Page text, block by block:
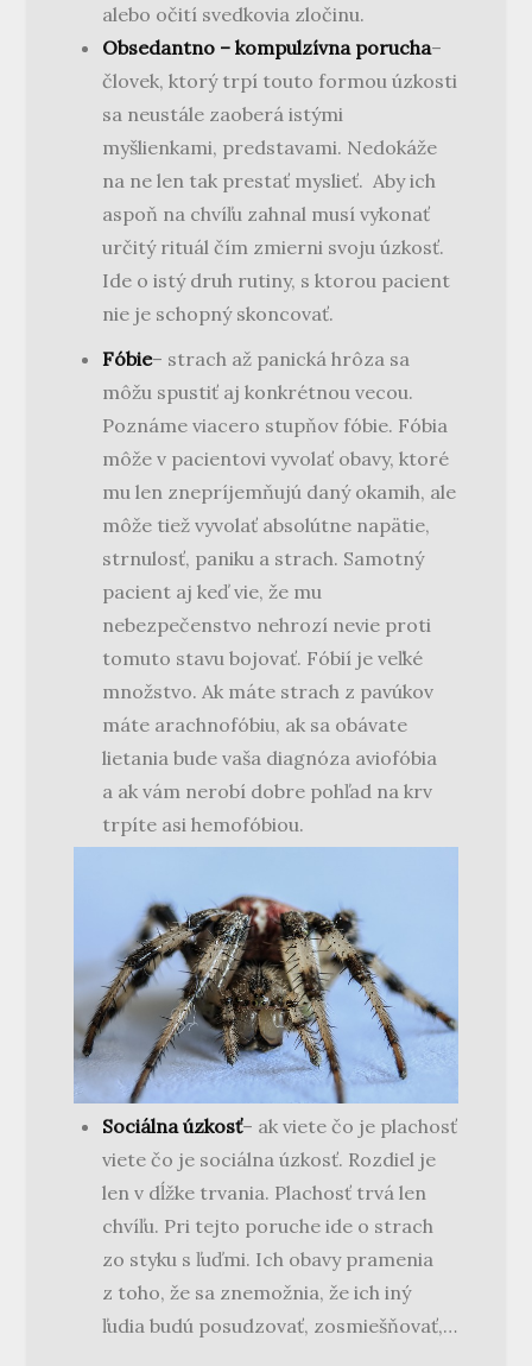
alebo očití svedkovia zločinu.
Obsedantno – kompulzívna porucha–
človek, ktorý trpí touto formou úzkosti
sa neustále zaoberá istými
myšlienkami, predstavami. Nedokáže
na ne len tak prestať myslieť. Aby ich
aspoň na chvíľu zahnal musí vykonať
určitý rituál čím zmierni svoju úzkosť.
Ide o istý druh rutiny, s ktorou pacient
nie je schopný skoncovať.
Fóbie– strach až panická hrôza sa
môžu spustiť aj konkrétnou vecou.
Poznáme viacero stupňov fóbie. Fóbia
môže v pacientovi vyvolať obavy, ktoré
mu len znepríjemňujú daný okamih, ale
môže tiež vyvolať absolútne napätie,
strnulosť, paniku a strach. Samotný
pacient aj keď vie, že mu
nebezpečenstvo nehrozí nevie proti
tomuto stavu bojovať. Fóbií je veľké
množstvo. Ak máte strach z pavúkov
máte arachnofóbiu, ak sa obávate
lietania bude vaša diagnóza aviofóbia
a ak vám nerobí dobre pohľad na krv
trpíte asi hemofóbiou.
Sociálna úzkosť– ak viete čo je plachosť
viete čo je sociálna úzkosť. Rozdiel je
len v dĺžke trvania. Plachosť trvá len
chvíľu. Pri tejto poruche ide o strach
zo styku s ľuďmi. Ich obavy pramenia
z toho, že sa znemožnia, že ich iný
ľudia budú posudzovať, zosmiešňovať,…